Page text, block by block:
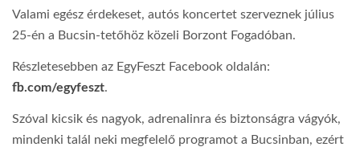
Valami egész érdekeset, autós koncertet szerveznek július
25-én a Bucsin-tetőhöz közeli Borzont Fogadóban.
Részletesebben az EgyFeszt Facebook oldalán:
fb.com/egyfeszt.
Szóval kicsik és nagyok, adrenalinra és biztonságra vágyók,
mindenki talál neki megfelelő programot a Bucsinban, ezért